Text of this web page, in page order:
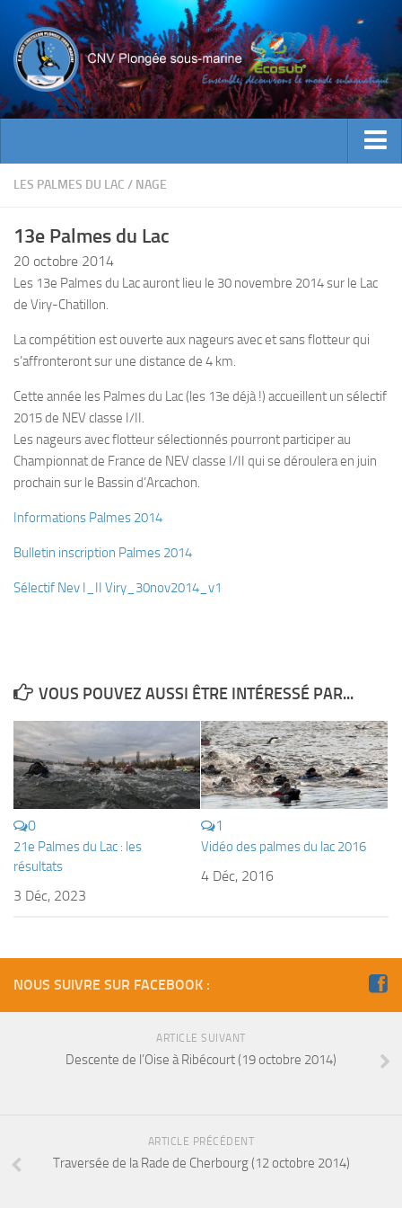
ACTUALITES
INFOS CNV
Bienvenue
Contacts
Documents utiles
Encadrement
Historique
Plouf
ECOLE DE PLONGEE
Formations
Jeune plongeur
Plongeur N1
Initiateur
Organisation
Responsables
Sorties techniques
Sorties 2022
LES PALMES DU LAC / NAGE
13e Palmes du Lac
20 octobre 2014
Les 13e Palmes du Lac auront lieu le 30 novembre 2014 sur le Lac
de Viry-Chatillon.
La compétition est ouverte aux nageurs avec et sans flotteur qui
s’affronteront sur une distance de 4 km.
Cette année les Palmes du Lac (les 13e déjà !) accueillent un sélectif
2015 de NEV classe I/II.
Les nageurs avec flotteur sélectionnés pourront participer au
Championnat de France de NEV classe I/II qui se déroulera en juin
prochain sur le Bassin d’Arcachon.
Informations Palmes 2014
Bulletin inscription Palmes 2014
Sélectif Nev I_II Viry_30nov2014_v1
VOUS POUVEZ AUSSI ÊTRE INTÉRESSÉ PAR...
0
21e Palmes du Lac : les
résultats
3 Déc, 2023
1
Vidéo des palmes du lac 2016
4 Déc, 2016
NOUS SUIVRE SUR FACEBOOK :
ARTICLE SUIVANT
Descente de l’Oise à Ribécourt (19 octobre 2014)
ARTICLE PRÉCÉDENT
Traversée de la Rade de Cherbourg (12 octobre 2014)